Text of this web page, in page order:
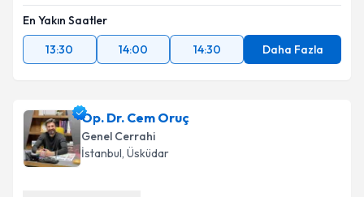
En Yakın Saatler
13:30
14:00 14:30 Daha Fazla
Op. Dr. Cem Oruç
Genel Cerrahi
İstanbul, Üsküdar